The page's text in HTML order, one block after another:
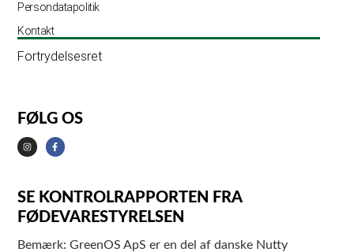
Persondatapolitik
Kontakt
Fortrydelsesret
FØLG OS
SE KONTROLRAPPORTEN FRA
FØDEVARESTYRELSEN
Bemærk: GreenOS ApS er en del af danske Nutty